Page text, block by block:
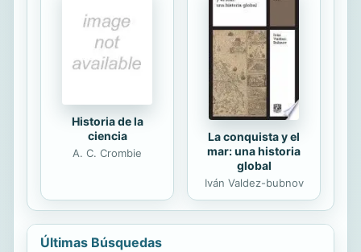
Historia de la
ciencia
A. C. Crombie
La conquista y el
mar: una historia
global
Iván Valdez-bubnov
Últimas Búsquedas